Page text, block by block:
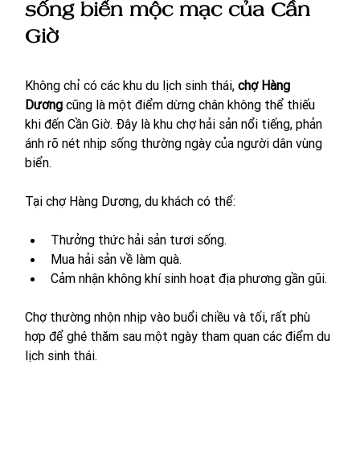
sống biển mộc mạc của Cần
Giờ
Không chỉ có các khu du lịch sinh thái, chợ Hàng
Dương cũng là một điểm dừng chân không thể thiếu
khi đến Cần Giờ. Đây là khu chợ hải sản nổi tiếng, phản
ánh rõ nét nhịp sống thường ngày của người dân vùng
biển.
Tại chợ Hàng Dương, du khách có thể:
Thưởng thức hải sản tươi sống.
Mua hải sản về làm quà.
Cảm nhận không khí sinh hoạt địa phương gần gũi.
Chợ thường nhộn nhịp vào buổi chiều và tối, rất phù
hợp để ghé thăm sau một ngày tham quan các điểm du
lịch sinh thái.